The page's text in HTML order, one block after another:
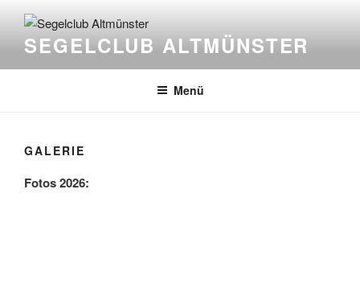
Inhalt
springenSEGELCLUB ALTMÜNSTER
Menü
GALERIE
Fotos 2026: